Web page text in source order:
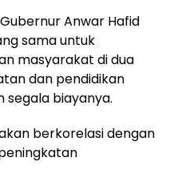
Anwar Hafid
sama untuk
masyarakat di dua
dan pendidikan
segala biayanya.
berkorelasi dengan